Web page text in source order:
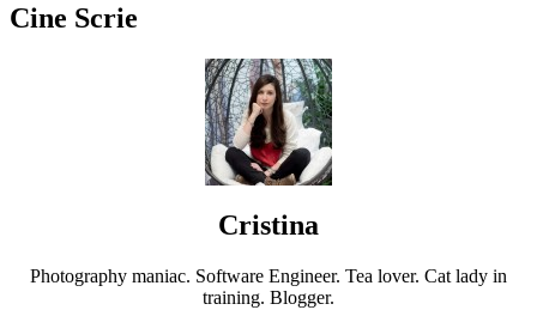
Cine Scrie
Cristina
Photography maniac. Software Engineer. Tea lover. Cat lady in
training. Blogger.